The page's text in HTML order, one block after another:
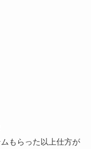
もらった以上仕方が